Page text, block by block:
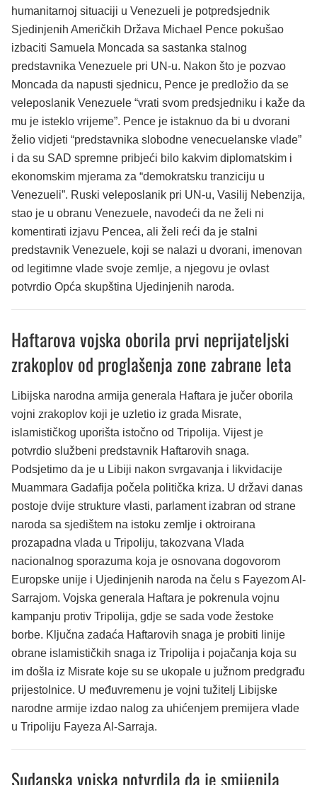
humanitarnoj situaciji u Venezueli je potpredsjednik
Sjedinjenih Američkih Država Michael Pence pokušao
izbaciti Samuela Moncada sa sastanka stalnog
predstavnika Venezuele pri UN-u. Nakon što je pozvao
Moncada da napusti sjednicu, Pence je predložio da se
veleposlanik Venezuele “vrati svom predsjedniku i kaže da
mu je isteklo vrijeme”. Pence je istaknuo da bi u dvorani
želio vidjeti “predstavnika slobodne venecuelanske vlade”
i da su SAD spremne pribjeći bilo kakvim diplomatskim i
ekonomskim mjerama za “demokratsku tranziciju u
Venezueli”. Ruski veleposlanik pri UN-u, Vasilij Nebenzija,
stao je u obranu Venezuele, navodeći da ne želi ni
komentirati izjavu Pencea, ali želi reći da je stalni
predstavnik Venezuele, koji se nalazi u dvorani, imenovan
od legitimne vlade svoje zemlje, a njegovu je ovlast
potvrdio Opća skupština Ujedinjenih naroda.
Haftarova vojska oborila prvi neprijateljski
zrakoplov od proglašenja zone zabrane leta
Libijska narodna armija generala Haftara je jučer oborila
vojni zrakoplov koji je uzletio iz grada Misrate,
islamističkog uporišta istočno od Tripolija. Vijest je
potvrdio službeni predstavnik Haftarovih snaga.
Podsjetimo da je u Libiji nakon svrgavanja i likvidacije
Muammara Gadafija počela politička kriza. U državi danas
postoje dvije strukture vlasti, parlament izabran od strane
naroda sa sjedištem na istoku zemlje i oktroirana
prozapadna vlada u Tripoliju, takozvana Vlada
nacionalnog sporazuma koja je osnovana dogovorom
Europske unije i Ujedinjenih naroda na čelu s Fayezom Al-
Sarrajom. Vojska generala Haftara je pokrenula vojnu
kampanju protiv Tripolija, gdje se sada vode žestoke
borbe. Ključna zadaća Haftarovih snaga je probiti linije
obrane islamističkih snaga iz Tripolija i pojačanja koja su
im došla iz Misrate koje su se ukopale u južnom predgrađu
prijestolnice. U međuvremenu je vojni tužitelj Libijske
narodne armije izdao nalog za uhićenjem premijera vlade
u Tripoliju Fayeza Al-Sarraja.
Sudanska vojska potvrdila da je smijenila